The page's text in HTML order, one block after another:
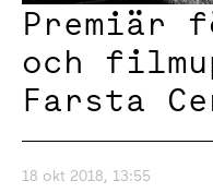
Premiär
och
Farsta
18 okt 2018, 13:55